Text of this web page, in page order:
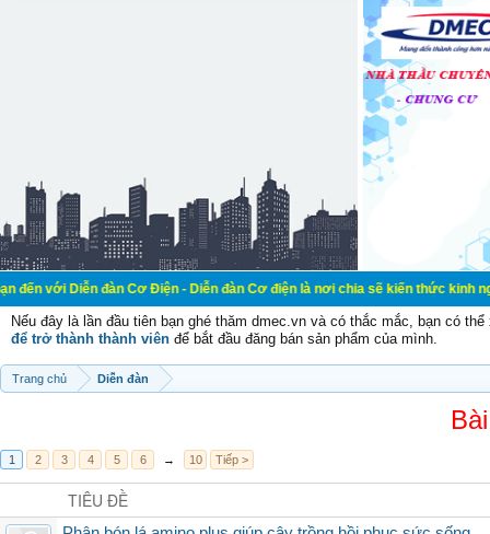
đàn Cơ Điện - Diễn đàn Cơ điện là nơi chia sẽ kiến thức kinh nghiệm
Nếu đây là lần đầu tiên bạn ghé thăm dmec.vn và có thắc mắc, bạn có
để trở thành thành viên để bắt đầu đăng bán sản phẩm của mình.
Trang chủ Diễn đàn
1 2 3 4 5 6 → 10 Tiếp >
TIÊU ĐỀ